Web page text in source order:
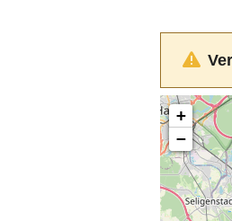
+
−